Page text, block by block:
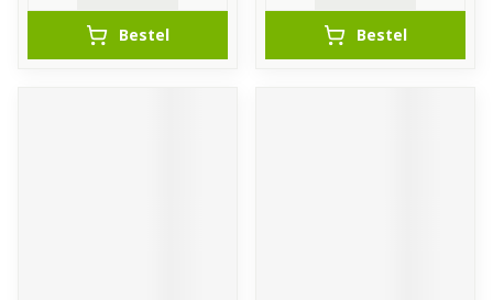
Bestel Bestel